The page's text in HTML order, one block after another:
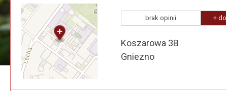
brak opinii +
Koszarowa 3B
Gniezno